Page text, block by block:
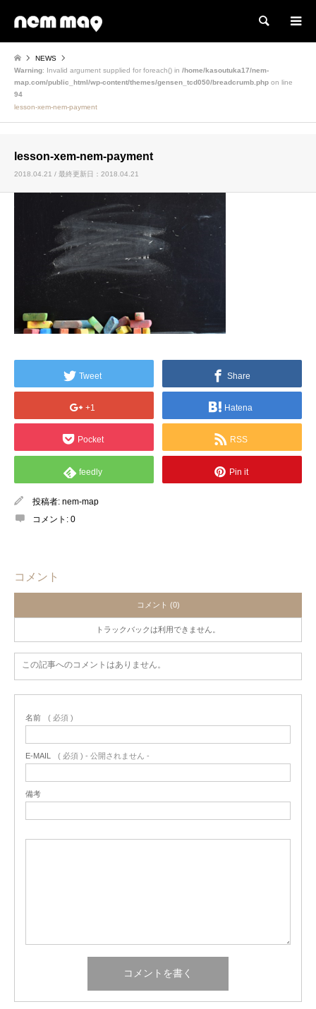
検索
NEWS
Warning: Invalid argument supplied for foreach() in /home/kasoutuka17/nem-
map.com/public_html/wp-content/themes/gensen_tcd050/breadcrumb.php on line
94
lesson-xem-nem-payment
lesson-xem-nem-payment
2018.04.21 / 最終更新日：2018.04.21
Tweet Share
+1 Hatena
Pocket RSS
feedly Pin it
投稿者: nem-map
コメント: 0
コメント
コメント (0)
トラックバックは利用できません。
この記事へのコメントはありません。
名前 ( 必須 )
E-MAIL ( 必須 ) - 公開されません -
備考